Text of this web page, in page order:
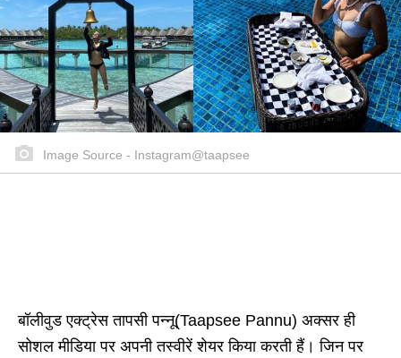
Image Source - Instagram@taapsee
बॉलीवुड एक्ट्रेस तापसी पन्नू(Taapsee Pannu) अक्सर ही
सोशल मीडिया पर अपनी तस्वीरें शेयर किया करती हैं। जिन पर